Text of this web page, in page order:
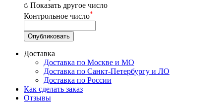
Показать другое число
Контрольное число*
Доставка
Доставка по Москве и МО
Доставка по Санкт-Петербургу и ЛО
Доставка по России
Как сделать заказ
Отзывы